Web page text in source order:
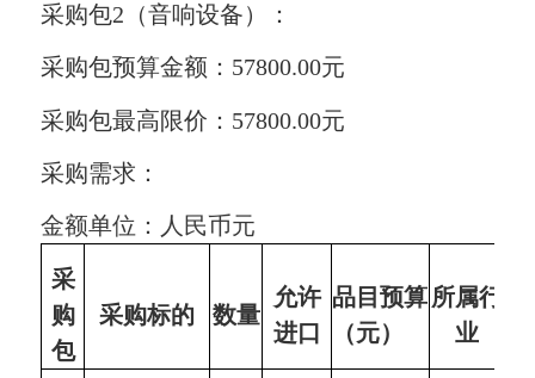
采购包2（音响设备）：
采购包预算金额：57800.00元
采购包最高限价：57800.00元
采购需求：
金额单位：人民币元
采
购
包
采购标的 数量
允许
进口
品目预算
（元）
所属行
业